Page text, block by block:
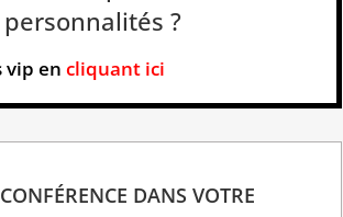
?
vip en cliquant ici
DANS VOTRE